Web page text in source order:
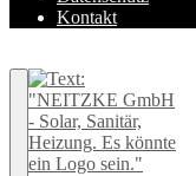
Kontakt